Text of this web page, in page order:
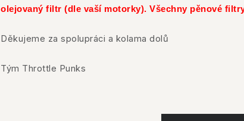
olejovaný filtr (dle vaší motorky). Všechny pěnové
Děkujeme za spolupráci a kolama dolů
Tým Throttle Punks